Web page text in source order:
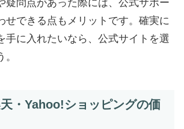
疑問点があった際には、公式サポー
せできる点もメリットです。確実に
手に入れたいなら、公式サイトを選
・Yahoo!ショッピングの価